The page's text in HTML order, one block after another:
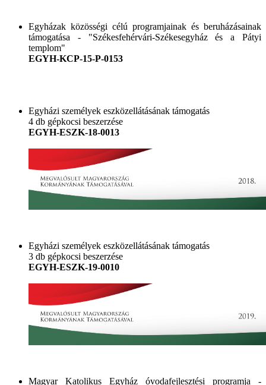
Egyházak közösségi célú programjainak és beruházásainak
támogatása - "Székesfehérvári-Székesegyház és a Pátyi
templom"
EGYH-KCP-15-P-0153
Egyházi személyek eszközellátásának támogatás
4 db gépkocsi beszerzése
EGYH-ESZK-18-0013
Egyházi személyek eszközellátásának támogatás
3 db gépkocsi beszerzése
EGYH-ESZK-19-0010
Magyar Katolikus Egyház óvodafejlesztési programja -